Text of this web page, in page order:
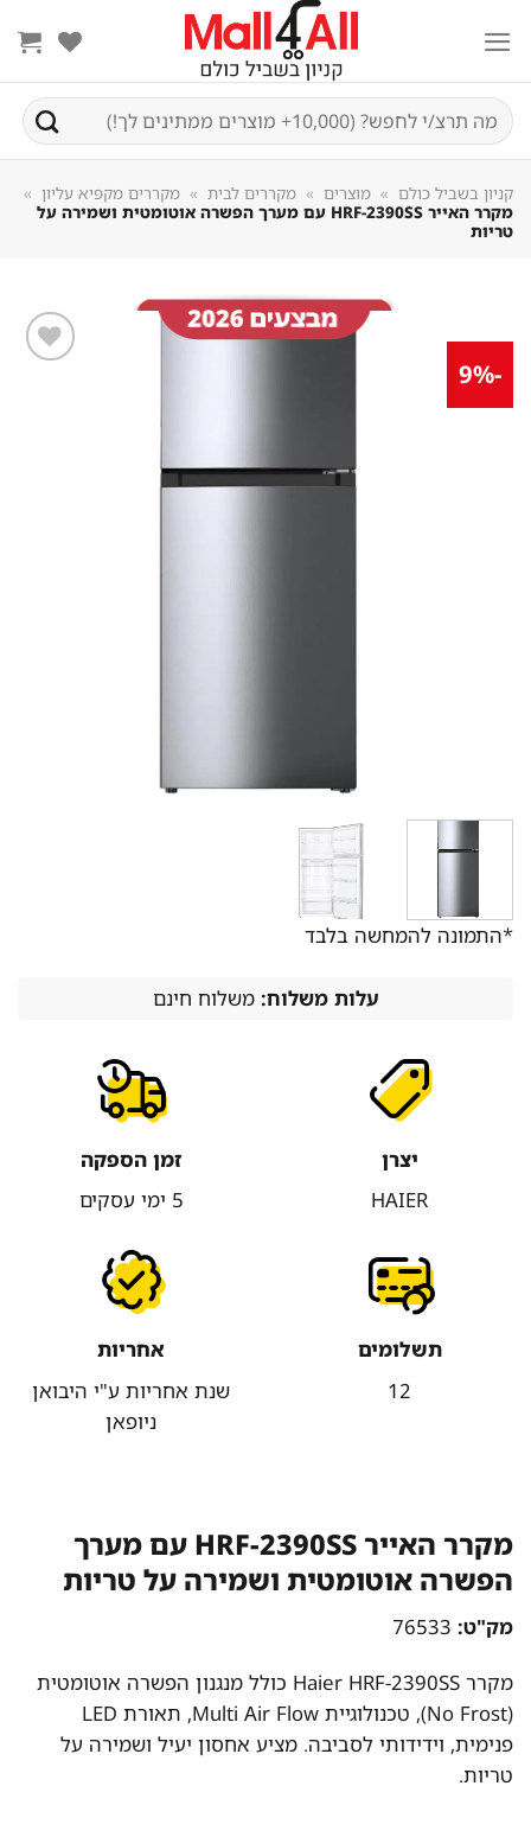
חיפוש
עבור:
קניון בשביל כולם מוצרים מקררים לבית מקררים מקפיא עליון
מקרר האייר HRF-2390SS עם מערך הפשרה אוטומטית ושמירה על
טריות
*התמונה להמחשה בלבד
עלות משלוח:משלוח חינם
יצרן
HAIER
זמן הספקה
5 ימי עסקים
תשלומים
12
אחריות
שנת אחריות ע"י היבואן
ניופאן
מקרר האייר HRF-2390SS עם מערך
הפשרה אוטומטית ושמירה על טריות
מק"ט:76533
מקרר Haier HRF-2390SS כולל מנגנון הפשרה אוטומטית
(No Frost), טכנולוגיית Multi Air Flow, תאורת LED
פנימית, וידידותי לסביבה. מציע אחסון יעיל ושמירה על
טריות.